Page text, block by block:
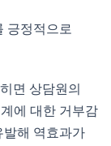
긍정적으로
면 상담원의
에 대한 거부감
발해 역효과가